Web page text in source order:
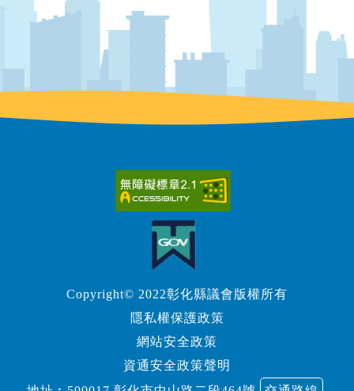
Copyright© 2022彰化縣議會版權所有
隱私權保護政策
網站安全政策
資通安全政策聲明